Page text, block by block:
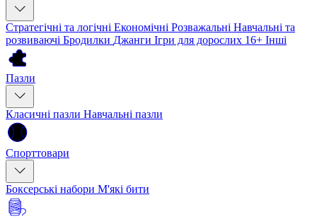
Стратегічні та логічні Економічні Розважальні Навчальні та
розвиваючі Бродилки Джанги Ігри для дорослих 16+ Інші
Пазли
Класичні пазли Навчальні пазли
Спорттовари
Боксерські набори М'які бити